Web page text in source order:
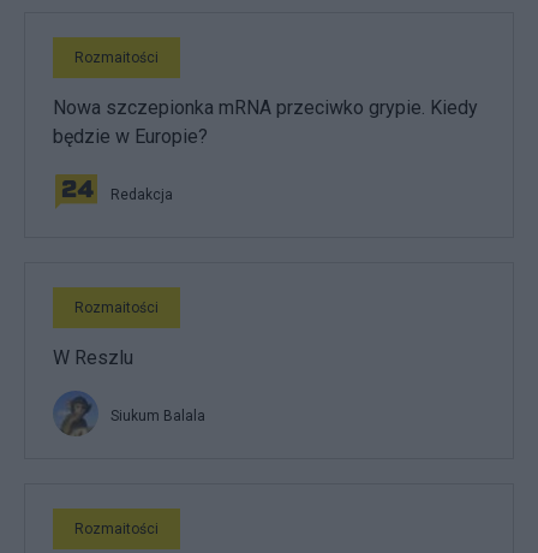
Rozmaitości
Nowa szczepionka mRNA przeciwko grypie. Kiedy
będzie w Europie?
Redakcja
Rozmaitości
W Reszlu
Siukum Balala
Rozmaitości